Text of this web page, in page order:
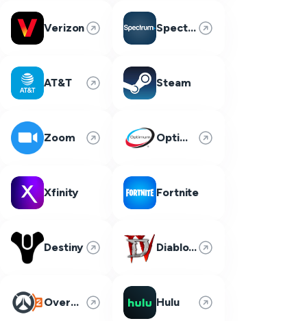
Verizon Spectrum
AT&T Steam
Zoom Optimum
Xfinity Fortnite
Destiny Diablo 4
Overwatch 2 Hulu